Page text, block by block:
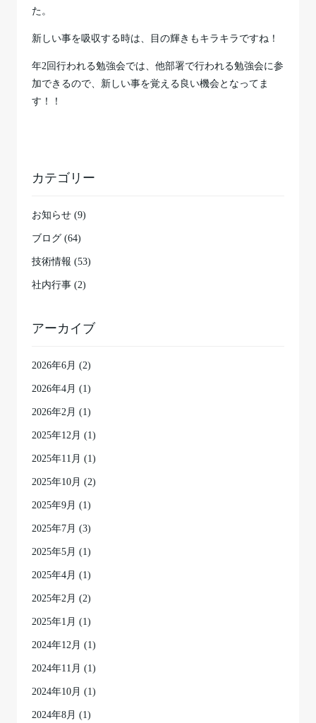
た。
新しい事を吸収する時は、目の輝きもキラキラですね！
年2回行われる勉強会では、他部署で行われる勉強会に参
加できるので、新しい事を覚える良い機会となってま
す！！
カテゴリー
お知らせ (9)
ブログ (64)
技術情報 (53)
社内行事 (2)
アーカイブ
2026年6月 (2)
2026年4月 (1)
2026年2月 (1)
2025年12月 (1)
2025年11月 (1)
2025年10月 (2)
2025年9月 (1)
2025年7月 (3)
2025年5月 (1)
2025年4月 (1)
2025年2月 (2)
2025年1月 (1)
2024年12月 (1)
2024年11月 (1)
2024年10月 (1)
2024年8月 (1)